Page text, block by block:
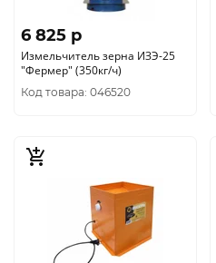
6 825 p
Измельчитель зерна ИЗЭ-25
"Фермер" (350кг/ч)
Код товара: 046520